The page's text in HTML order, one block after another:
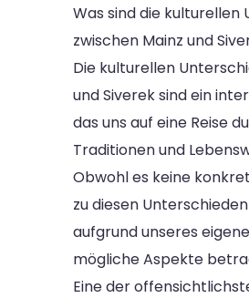
Was sind die kulturellen
zwischen Mainz und
Die kulturellen
und Siverek sind ein
das uns auf eine Reise
Traditionen und
Obwohl es keine
zu diesen
aufgrund unseres
mögliche Aspekte
Eine der